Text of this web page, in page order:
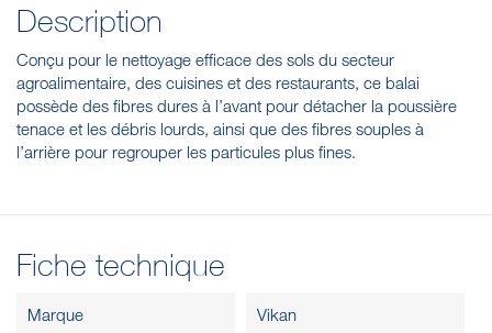
Description
Conçu pour le nettoyage efficace des sols du secteur
agroalimentaire, des cuisines et des restaurants, ce balai
possède des fibres dures à l’avant pour détacher la poussière
tenace et les débris lourds, ainsi que des fibres souples à
l’arrière pour regrouper les particules plus fines.
Fiche technique
Marque Vikan